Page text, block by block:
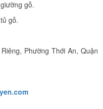
gỗ.
gỗ.
Phường Thới An, Quận
từ 3/2 về đường Cộng
dịch vụ chuyển nhà
chọn công ty Khôi
ơn quý công ty.